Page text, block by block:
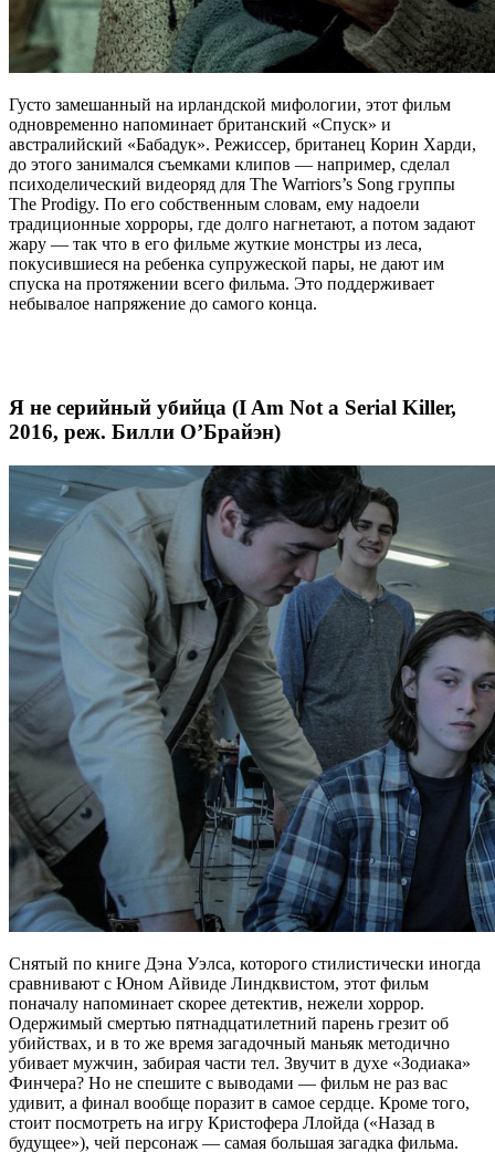
Густо замешанный на ирландской мифологии, этот фильм
одновременно напоминает британский «Спуск» и
австралийский «Бабадук». Режиссер, британец Корин Харди,
до этого занимался съемками клипов — например, сделал
психоделический видеоряд для The Warriors’s Song группы
The Prodigy. По его собственным словам, ему надоели
традиционные хорроры, где долго нагнетают, а потом задают
жару — так что в его фильме жуткие монстры из леса,
покусившиеся на ребенка супружеской пары, не дают им
спуска на протяжении всего фильма. Это поддерживает
небывалое напряжение до самого конца.
Я не серийный убийца (I Am Not a Serial Killer,
2016, реж. Билли О’Брайэн)
Снятый по книге Дэна Уэлса, которого стилистически иногда
сравнивают с Юном Айвиде Линдквистом, этот фильм
поначалу напоминает скорее детектив, нежели хоррор.
Одержимый смертью пятнадцатилетний парень грезит об
убийствах, и в то же время загадочный маньяк методично
убивает мужчин, забирая части тел. Звучит в духе «Зодиака»
Финчера? Но не спешите с выводами — фильм не раз вас
удивит, а финал вообще поразит в самое сердце. Кроме того,
стоит посмотреть на игру Кристофера Ллойда («Назад в
будущее»), чей персонаж — самая большая загадка фильма.